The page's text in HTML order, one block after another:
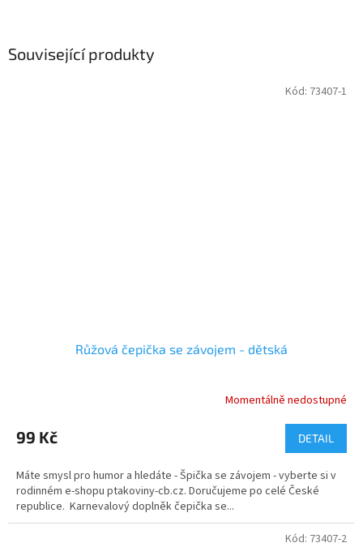
Související produkty
Růžová čepička se závojem - dětská
produktu
je
z
5
hvězdiček.
Momentálně nedostupné
99 Kč DETAIL
Máte smysl pro humor a hledáte - Špička se závojem - vyberte si v
rodinném e-shopu ptakoviny-cb.cz. Doručujeme po celé České
republice. Karnevalový doplněk čepička se...
Kód: 73407-1
Kód: 73407-2